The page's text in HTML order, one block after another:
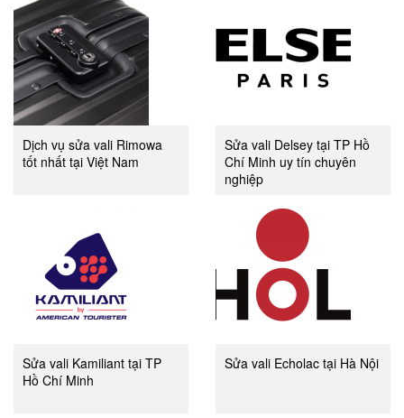
Dịch vụ sửa vali Rimowa
tốt nhất tại Việt Nam
Sửa vali Delsey tại TP Hồ
Chí Minh uy tín chuyên
nghiệp
Sửa vali Kamiliant tại TP
Hồ Chí Minh
Sửa vali Echolac tại Hà Nội